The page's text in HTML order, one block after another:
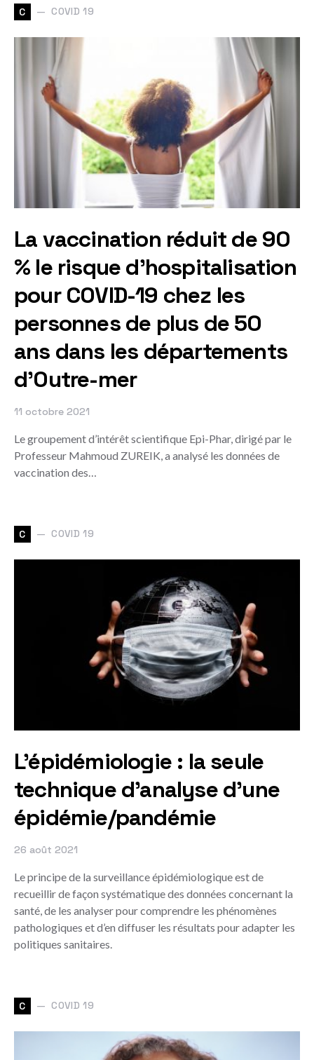
C COVID 19
La vaccination réduit de 90
% le risque d’hospitalisation
pour COVID-19 chez les
personnes de plus de 50
ans dans les départements
d’Outre-mer
11 octobre 2021
Le groupement d’intérêt scientifique Epi-Phar, dirigé par le
Professeur Mahmoud ZUREIK, a analysé les données de
vaccination des…
C COVID 19
L'épidémiologie : la seule
technique d'analyse d'une
épidémie/pandémie
26 août 2021
Le principe de la surveillance épidémiologique est de
recueillir de façon systématique des données concernant la
santé, de les analyser pour comprendre les phénomènes
pathologiques et d’en diffuser les résultats pour adapter les
politiques sanitaires.
C COVID 19